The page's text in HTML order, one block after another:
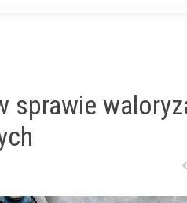
sprawie